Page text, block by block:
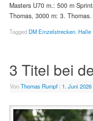
Masters U70 m.: 500 m
Thomas, 3000 m: 3. Thomas.
Tagged DM Einzelstrecken, Halle
3 Titel bei
VonThomas Rumpf | 1. Juni 2026